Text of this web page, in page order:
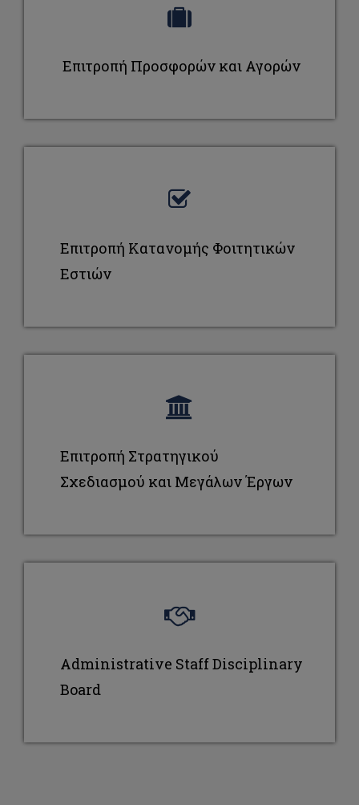
Επιτροπή Προσφορών και Αγορών
Επιτροπή Κατανομής Φοιτητικών
Εστιών
Επιτροπή Στρατηγικού
Σχεδιασμού και Μεγάλων Έργων
Administrative Staff Disciplinary
Board